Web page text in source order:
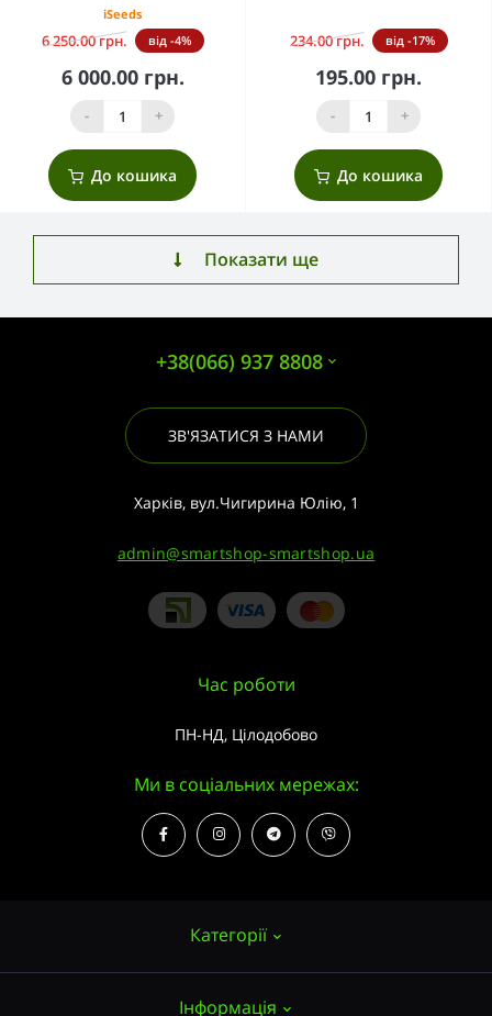
iSeeds
6 250.00 грн. від -4%
6 000.00 грн.
- +
До кошика
234.00 грн. від -17%
195.00 грн.
- +
До кошика
Показати ще
+38(066) 937 8808
ЗВ'ЯЗАТИСЯ З НАМИ
Харків, вул.Чигирина Юлію, 1
admin@smartshop-smartshop.ua
Категорії
Інформація
Час роботи
ПН-НД, Цілодобово
Ми в соціальних мережах: